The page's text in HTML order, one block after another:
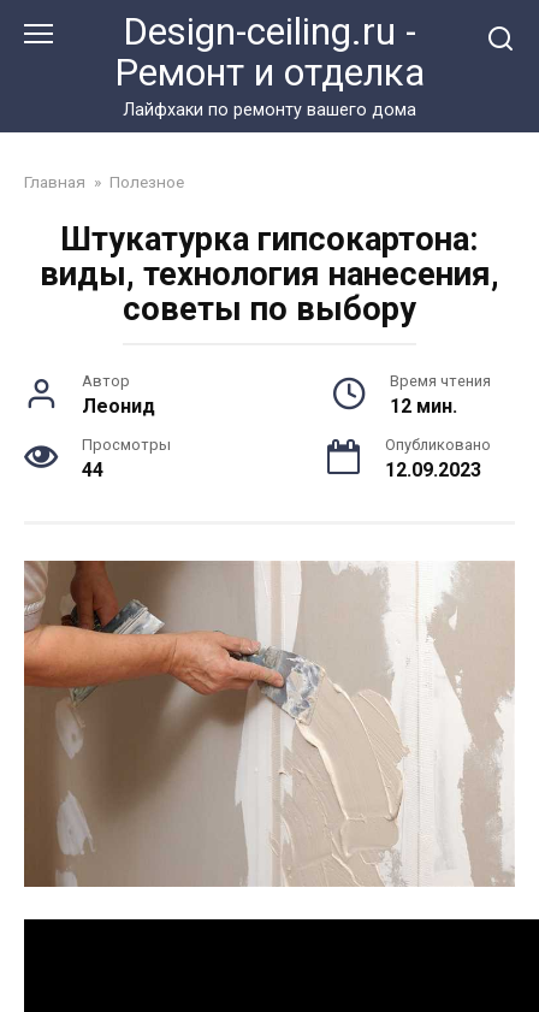
Design-ceiling.ru -
Ремонт и отделка
Лайфхаки по ремонту вашего дома
Главная » Полезное
Штукатурка гипсокартона:
виды, технология нанесения,
советы по выбору
Автор
Леонид
Время чтения
12 мин.
Просмотры
44
Опубликовано
12.09.2023